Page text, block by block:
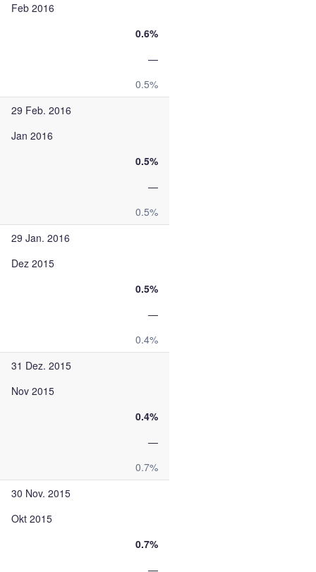
Feb 2016
0.6%
—
0.5%
29 Feb. 2016
Jan 2016
0.5%
—
0.5%
29 Jan. 2016
Dez 2015
0.5%
—
0.4%
31 Dez. 2015
Nov 2015
0.4%
—
0.7%
30 Nov. 2015
Okt 2015
0.7%
—